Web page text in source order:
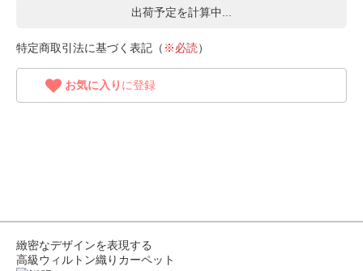
出荷予定を計算中...
特定商取引法に基づく表記（ ※必読）
お気に入り に登録
緻密なデザインを表現する
高級ウィルトン織りカーペット